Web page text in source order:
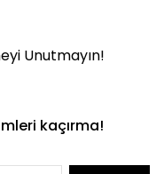
Unutmayın!
kaçırma!